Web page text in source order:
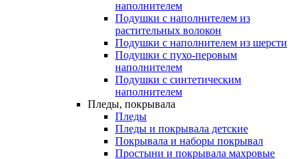
наполнителем
Подушки с наполнителем из
растительных волокон
Подушки с наполнителем из шерсти
Подушки с пухо-перовым
наполнителем
Подушки с синтетическим
наполнителем
Пледы, покрывала
Пледы
Пледы и покрывала детские
Покрывала и наборы покрывал
Простыни и покрывала махровые